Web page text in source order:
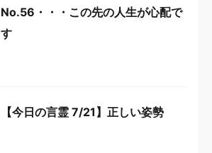
No.56・・・この先の人生が心配で
す
【今日の言霊 7/21】正しい姿勢